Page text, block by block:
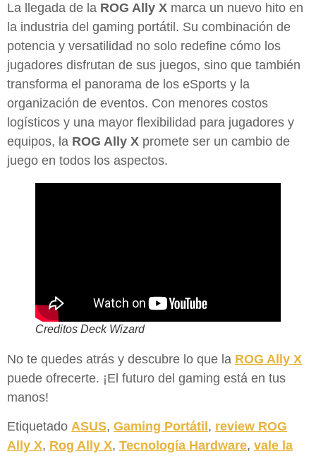
La llegada de la ROG Ally X marca un nuevo hito en
la industria del gaming portátil. Su combinación de
potencia y versatilidad no solo redefine cómo los
jugadores disfrutan de sus juegos, sino que también
transforma el panorama de los eSports y la
organización de eventos. Con menores costos
logísticos y una mayor flexibilidad para jugadores y
equipos, la ROG Ally X promete ser un cambio de
juego en todos los aspectos.
Creditos Deck Wizard
No te quedes atrás y descubre lo que la ROG Ally X
puede ofrecerte. ¡El futuro del gaming está en tus
manos!
Etiquetado ASUS, Gaming Portátil , review ROG
Ally X, Rog Ally X, Tecnología Hardware, vale la